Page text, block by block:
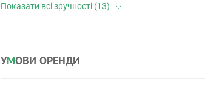
УМОВИ ОРЕНДИ